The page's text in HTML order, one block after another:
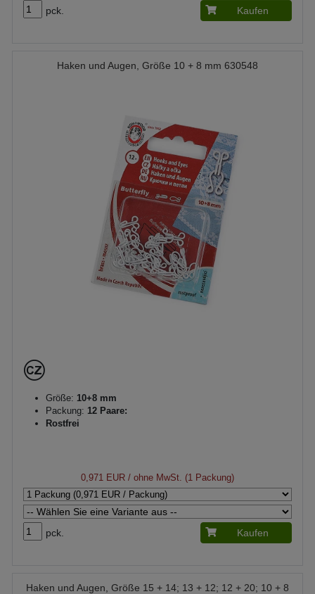
pck. Kaufen
Haken und Augen, Größe 10 + 8 mm 630548
Größe: 10+8 mm
Packung: 12 Paare:
Rostfrei
0,971 EUR / ohne MwSt. (1 Packung)
pck. Kaufen
Haken und Augen, Größe 15 + 14; 13 + 12; 12 + 20; 10 + 8